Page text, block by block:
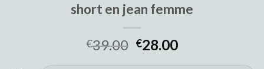
short en jean femme
€39.00 €28.00